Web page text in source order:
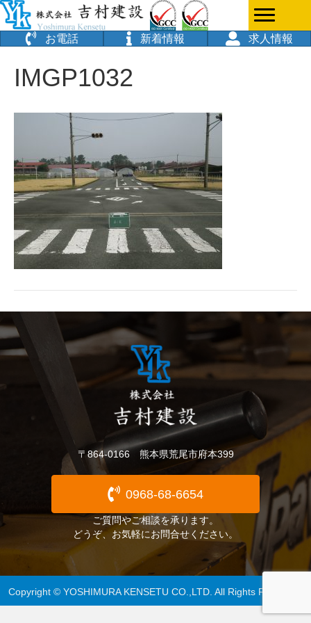
お電話 新着情報 求人情報
IMGP1032
〒864-0166 熊本県荒尾市府本399
0968-68-6654
ご質問やご相談を承ります。
どうぞ、お気軽にお問合せください。
Copyright © YOSHIMURA KENSETU CO.,LTD. All Rights Reserved.